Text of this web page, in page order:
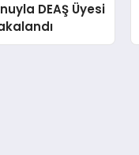
DEAŞ Üyesi